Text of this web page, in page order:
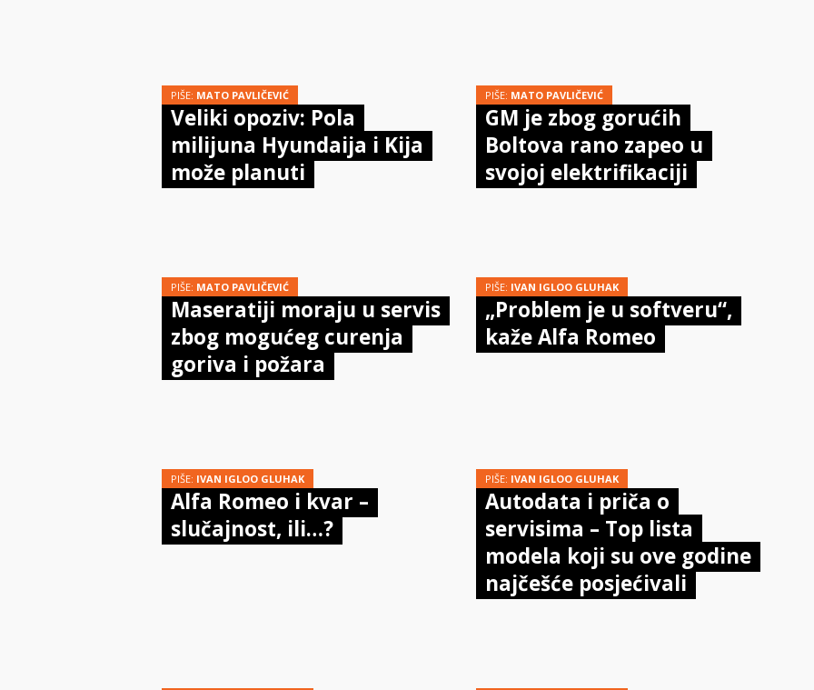
PIŠE: MATO PAVLIČEVIĆ
Veliki opoziv: Pola
milijuna Hyundaija i Kija
može planuti
PIŠE: MATO PAVLIČEVIĆ
GM je zbog gorućih
Boltova rano zapeo u
svojoj elektrifikaciji
PIŠE: MATO PAVLIČEVIĆ
Maseratiji moraju u servis
zbog mogućeg curenja
goriva i požara
PIŠE: IVAN IGLOO GLUHAK
„Problem je u softveru“,
kaže Alfa Romeo
PIŠE: IVAN IGLOO GLUHAK
Alfa Romeo i kvar –
slučajnost, ili…?
PIŠE: IVAN IGLOO GLUHAK
Autodata i priča o
servisima – Top lista
modela koji su ove godine
najčešće posjećivali